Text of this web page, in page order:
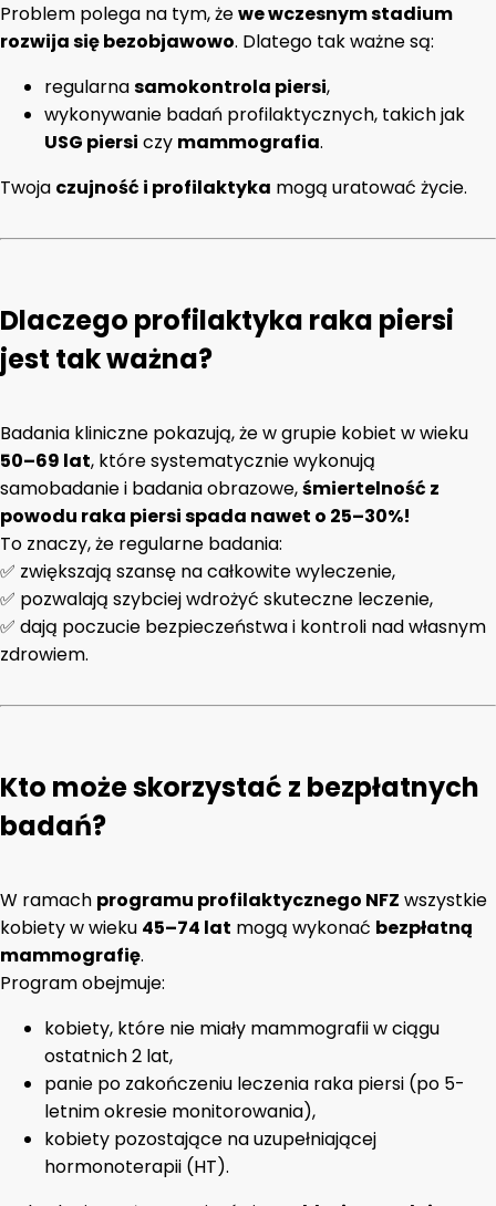
Problem polega na tym, żewe wczesnym stadium
rozwija się bezobjawowo. Dlatego tak ważne są:
regularnasamokontrola piersi,
wykonywanie badań profilaktycznych, takich jak
USG piersi czy mammografia.
Twoja czujność i profilaktyka mogą uratować życie.
Dlaczego profilaktyka raka piersi
jest tak ważna?
Badania kliniczne pokazują, że w grupie kobiet w wieku
50–69 lat, które systematycznie wykonują
samobadanie i badania obrazowe,śmiertelność z
powodu raka piersi spada nawet o 25–30%!
To znaczy, że regularne badania:
✅ zwiększają szansę na całkowite wyleczenie,
✅ pozwalają szybciej wdrożyć skuteczne leczenie,
✅ dają poczucie bezpieczeństwa i kontroli nad własnym
zdrowiem.
Kto może skorzystać z bezpłatnych
badań?
W ramach programu profilaktycznego NFZ wszystkie
kobiety w wieku 45–74 lat mogą wykonać bezpłatną
mammografię.
Program obejmuje:
kobiety, które nie miały mammografii w ciągu
ostatnich 2 lat,
panie po zakończeniu leczenia raka piersi (po 5-
letnim okresie monitorowania),
kobiety pozostające na uzupełniającej
hormonoterapii (HT).